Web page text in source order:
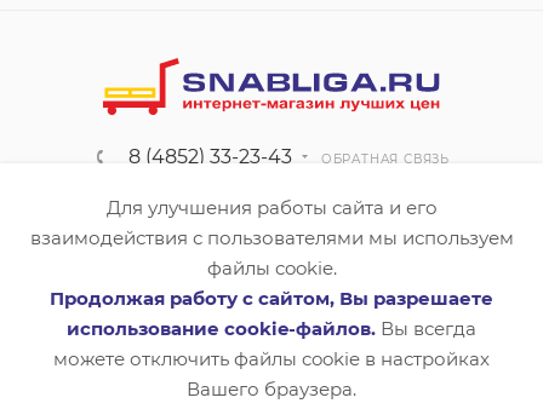
8 (4852) 33-23-43 ОБРАТНАЯ СВЯЗЬ
info@snabliga.ru
150042, г. Ярославль,
Тутаевское шоссе, д.18, оф.8
ПОЛИТИКА КОНФИДЕНЦИАЛЬНОСТИ
Для улучшения работы сайта и его
взаимодействия с пользователями мы используем
файлы cookie.
Продолжая работу с сайтом, Вы разрешаете
использование cookie-файлов. Вы всегда
можете отключить файлы cookie в настройках
Вашего браузера.